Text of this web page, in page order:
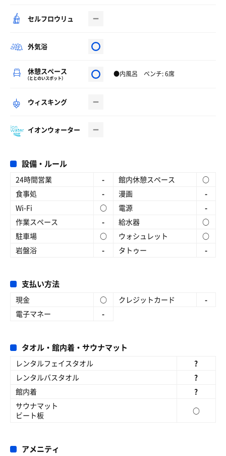
セルフロウリュ
外気浴
休憩スペース
（ととのいスポット） ●内風呂 ベンチ: 6席
ウィスキング
イオンウォーター
設備・ルール
24時間営業 - 館内休憩スペース
○
食事処
- 漫画
-
Wi-Fi
○ 電源
-
作業スペース
- 給水器
○
駐車場
○ ウォシュレット
○
岩盤浴
- タトゥー -
支払い方法
現金 ○ クレジットカード
-
電子マネー
-
タオル・館内着・サウナマット
レンタルフェイスタオル
?
レンタルバスタオル
?
館内着
?
サウナマット
ビート板
○
アメニティ